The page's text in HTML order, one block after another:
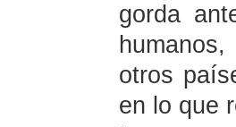
gorda
otros
en lo que